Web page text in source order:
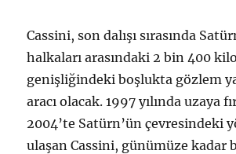
Cassini, son dalışı sırasında
halkaları arasındaki 2 bin 400
genişliğindeki boşlukta gözlem
aracı olacak. 1997 yılında uzaya
2004’te Satürn’ün çevresindeki
ulaşan Cassini, günümüze kadar